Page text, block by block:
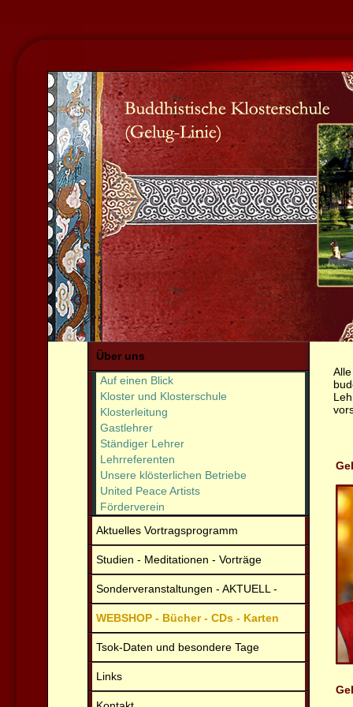
Über uns
Auf einen Blick
Kloster und Klosterschule
Klosterleitung
Gastlehrer
Ständiger Lehrer
Lehrreferenten
Unsere klösterlichen Betriebe
United Peace Artists
Förderverein
Aktuelles Vortragsprogramm
Studien - Meditationen - Vorträge
Sonderveranstaltungen - AKTUELL -
WEBSHOP - Bücher - CDs - Karten
Tsok-Daten und besondere Tage
Links